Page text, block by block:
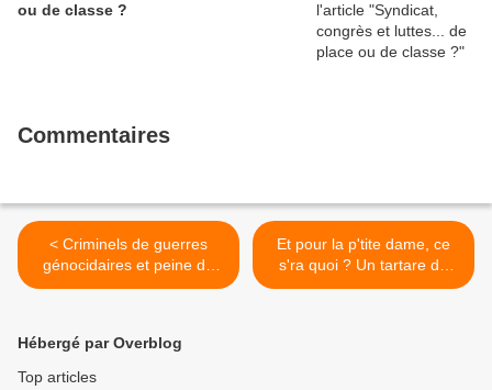
ou de classe ?
Commentaires
< Criminels de guerres
génocidaires et peine de
mort
Et pour la p'tite dame, ce
s'ra quoi ? Un tartare de
concurrence libre et non
Hébergé par Overblog
Top articles